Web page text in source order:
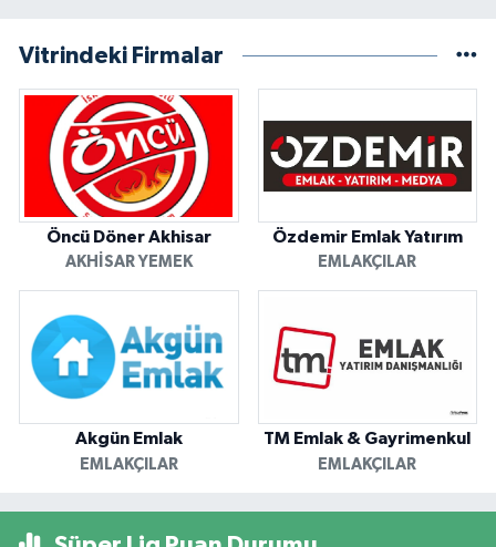
Vitrindeki Firmalar
Öncü Döner Akhisar
AKHISAR YEMEK
Özdemir Emlak Yatırım
EMLAKÇILAR
Akgün Emlak
EMLAKÇILAR
TM Emlak & Gayrimenkul
EMLAKÇILAR